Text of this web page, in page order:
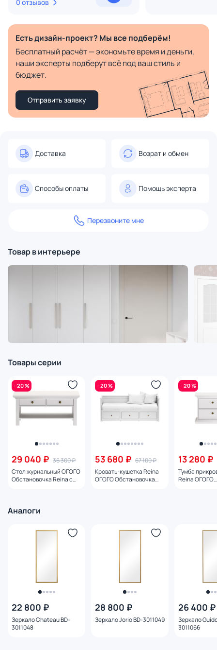
0 отзывов
Есть дизайн-проект? Мы все подберём!
Бесплатный расчёт — экономьте время и деньги,
наши эксперты подберут всё под ваш стиль и
бюджет.
Отправить заявку
Доставка Возрат и обмен
Способы оплаты Помощь эксперта
Перезвоните мне
Товар в интерьере
Товары серии
- 20 %
29 040 ₽ 36 300 ₽
Стол журнальный ОГОГО
Обстановочка Reina с
- 20 %
53 680 ₽ 67 100 ₽
Кровать-кушетка Reina
ОГОГО Обстановочка
- 20 %
13 280 ₽
Тумба
Reina ОГОГО
Аналоги
22 800 ₽
Зеркало Chateau BD-
3011048
28 800 ₽
Зеркало Jorio BD-3011049
26 400 ₽
Зеркало
3011066